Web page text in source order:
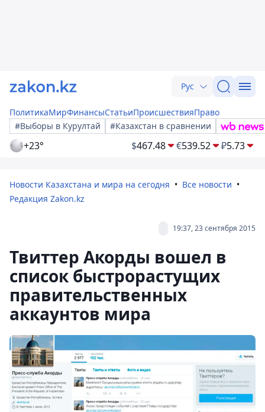
Рус
ПолитикаМирФинансыСтатьиПроисшествияПраво
#Выборы в Курултай
#Казахстан в сравнении
+23° $467.48 €539.52 ₽5.73
Новости Казахстана и мира на сегодня
Все новости
Редакция Zakon.kz
19:37, 23 сентября 2015
Твиттер Акорды вошел в
список быстрорастущих
правительственных
аккаунтов мира